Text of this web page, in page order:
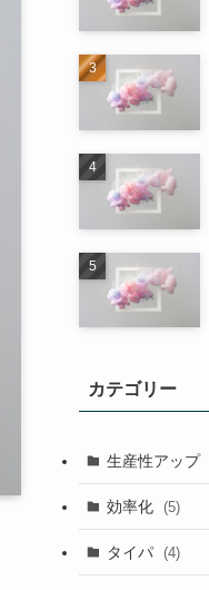
カテゴリー
生産性アップ
効率化 (5)
タイパ (4)